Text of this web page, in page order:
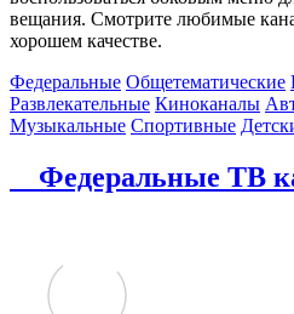
вещания. Смотрите любимые
хорошем качестве.
Федеральные Общетематические
Развлекательные Киноканалы
Музыкальные Спортивные
Федеральные ТВ